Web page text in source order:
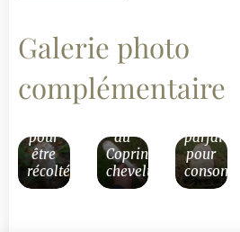
Galerie photo
complémentaire
Coprin
chevelu
pour
être
récolté
Vue
du
Coprin
chevelu
Coprinus
parfait
pour